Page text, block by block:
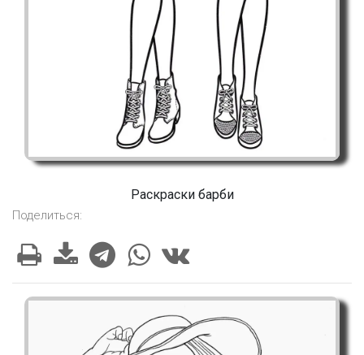
Раскраски барби
Поделиться: